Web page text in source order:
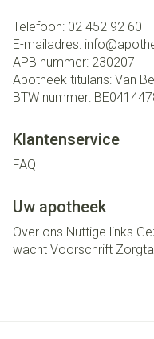
Telefoon: 02 452 92 60
E-mailadres: info@
APB nummer: 230207
Apotheek titularis: Van
BTW nummer:
Klantenservice
FAQ
Uw apotheek
Over ons Nuttige links
wacht Voorschrift